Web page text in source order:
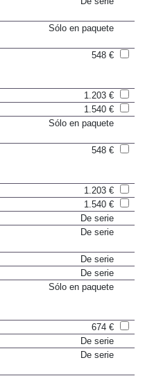
Sólo en paquete
548 €
1.203 €
1.540 €
Sólo en paquete
548 €
1.203 €
1.540 €
De serie
De serie
De serie
De serie
Sólo en paquete
674 €
De serie
De serie